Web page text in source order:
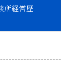
所経営歴